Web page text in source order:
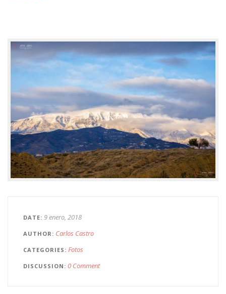
DATE 9 enero, 2018
AUTHOR Carlos Castro
CATEGORIES Fotos
DISCUSSION 0 Comment